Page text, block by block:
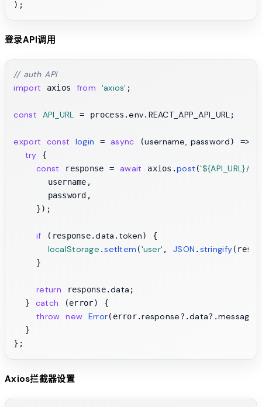
登录API调用
// auth API
import axios from 'axios' ;
const API_URL = process.env. REACT_APP_API_URL;
export const login = async (username, password) => {
try {
const response = await axios.post (`${API_URL}/
      username,
      password,
    });
if (response.data . token) {
localStorage .setItem ('user' , JSON . stringify
    }
return response.data ;
  }
catch (error) {
throw new Error(error.response?.data?.message
  }
Axios拦截器设置